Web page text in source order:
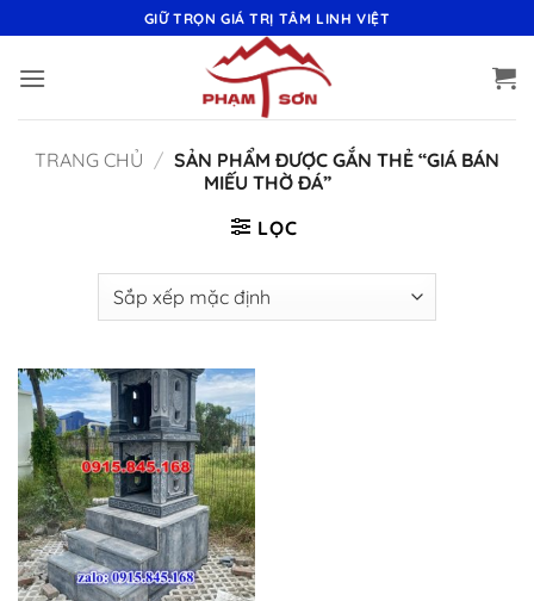
qua
nội
GIỮ TRỌN GIÁ TRỊ TÂM LINH VIỆT
TRANG CHỦ / SẢN PHẨM ĐƯỢC GẮN THẺ “GIÁ BÁN
MIẾU THỜ ĐÁ”
LỌC